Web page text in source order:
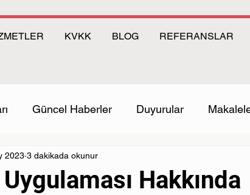
KVKK BLOG REFERANSLAR
Güncel Haberler Duyurular
Hakkında
2023 3 dakikada okunur